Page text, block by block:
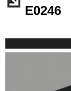
E0246